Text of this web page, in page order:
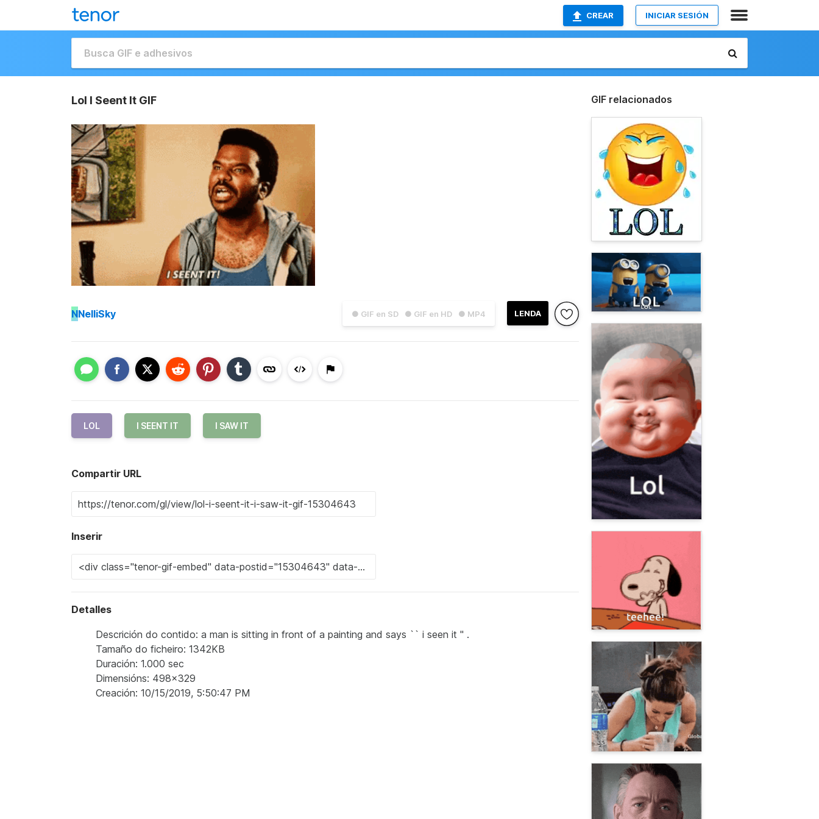
CREAR INICIAR SESIÓN
Lol I Seent It GIF
● GIF en SD ● GIF en HD ● MP4 LENDA
NNelliSky
LOL I SEENT IT I SAW IT
Compartir URL
Inserir
Detalles
Descrición do contido: a man is sitting in front of a painting and says `` i seen it '' .
Tamaño do ficheiro: 1342KB
Duración: 1.000 sec
Dimensións: 498x329
Creación: 10/15/2019, 5:50:47 PM
GIF relacionados